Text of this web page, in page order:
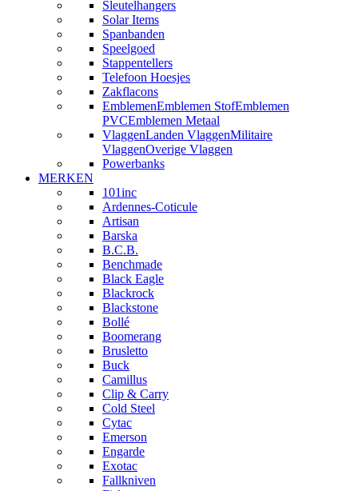
Sleutelhangers
Solar Items
Spanbanden
Speelgoed
Stappentellers
Telefoon Hoesjes
Zakflacons
EmblemenEmblemen StofEmblemen
PVCEmblemen Metaal
VlaggenLanden VlaggenMilitaire
VlaggenOverige Vlaggen
Powerbanks
MERKEN
101inc
Ardennes-Coticule
Artisan
Barska
B.C.B.
Benchmade
Black Eagle
Blackrock
Blackstone
Bollé
Boomerang
Brusletto
Buck
Camillus
Clip & Carry
Cold Steel
Cytac
Emerson
Engarde
Exotac
Fallkniven